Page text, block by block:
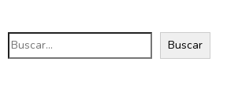
Buscar